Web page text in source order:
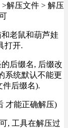
解压文件 > 解压
老鼠和葫芦娃
打开.
后缀名, 后缀改
系统默认不能更
件后缀名).
才能正确解压)
, 工具在解压过